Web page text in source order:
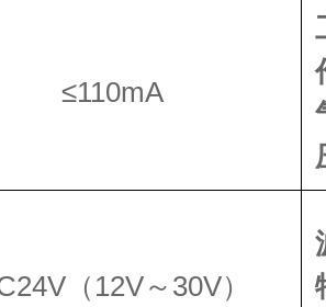
≤110mA
（12V～30V）